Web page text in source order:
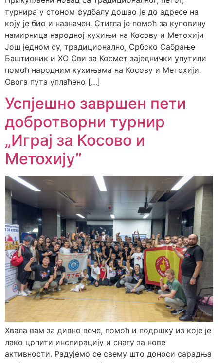
турнира у стоном фудбалу дошао је до адресе на
коју је био и назначен. Стигла је помоћ за куповину
намирница народној кухињи на Косову и Метохији
Још једном су, традиционално, Србско Сабрање
Баштионик и ХО Сви за Космет заједнички упутили
помоћ народним кухињама на Косову и Метохији.
Овога пута уплаћено […]
Успјешно завршен пети
добротворни турнир
„Играј за Косово и
Метохију”
Хвала вам за дивно вече, помоћ и подршку из које је
лако црпити инспирацију и снагу за нове
активности. Радујемо се свему што доноси сарадња